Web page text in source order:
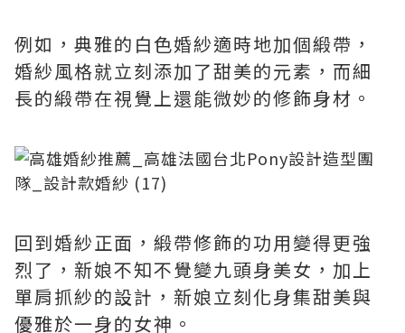
例如，典雅的白色婚紗適時地加個緞帶，
婚紗風格就立刻添加了甜美的元素，而細
長的緞帶在視覺上還能微妙的修飾身材。
回到婚紗正面，緞帶修飾的功用變得更強
烈了，新娘不知不覺變九頭身美女，加上
單肩抓紗的設計，新娘立刻化身集甜美與
優雅於一身的女神。